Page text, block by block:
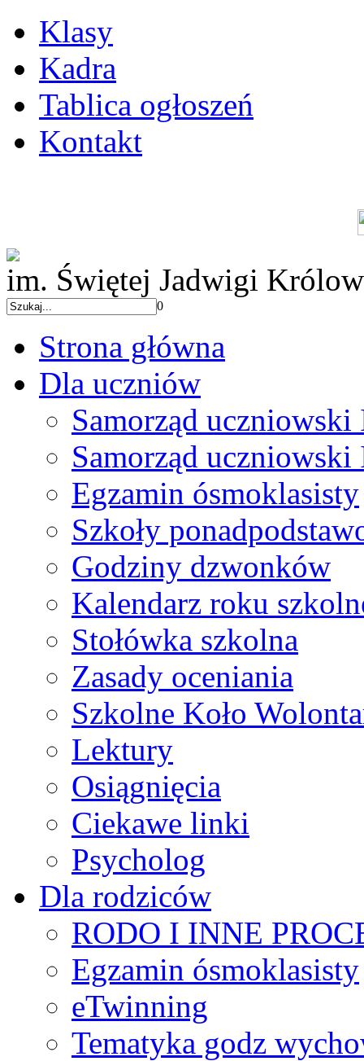
Klasy
Kadra
Tablica ogłoszeń
Kontakt
im. Świętej Jadwigi
0
Strona główna
Dla uczniów
Samorząd
Samorząd
Egzamin ósmoklasisty
Szkoły
Godziny dzwonków
Kalendarz roku
Stołówka szkolna
Zasady oceniania
Szkolne Koło
Lektury
Osiągnięcia
Ciekawe linki
Psycholog
Dla rodziców
RODO I INNE
Egzamin ósmoklasisty
eTwinning
Tematyka godz